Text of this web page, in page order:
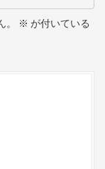
※ が付いている